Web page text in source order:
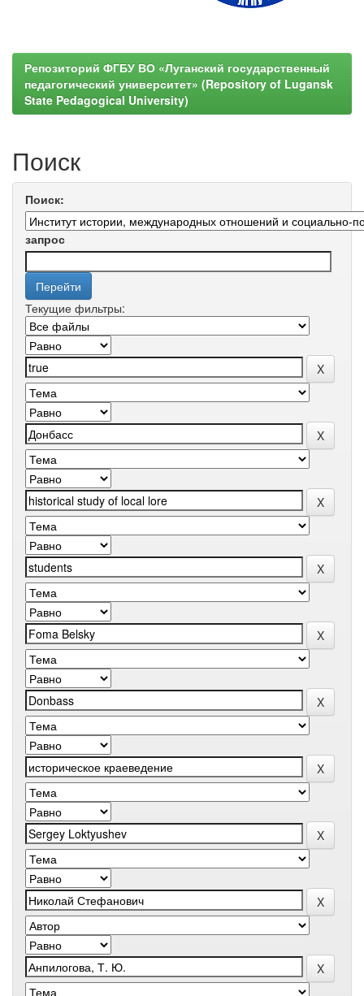
Репозиторий ФГБУ ВО «Луганский государственный
педагогический университет» (Repository of Lugansk
State Pedagogical University)
Поиск
Поиск:
запрос
Текущие фильтры: